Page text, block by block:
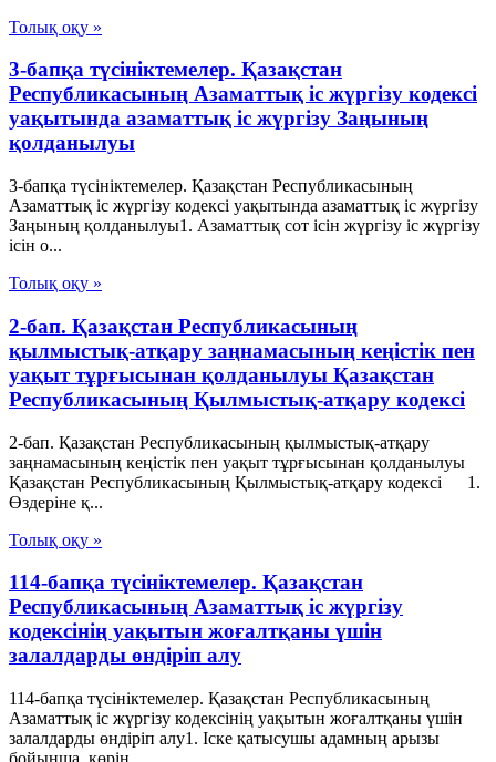
Толық оқу »
3-бапқа түсініктемелер. Қазақстан
Республикасының Азаматтық іс жүргізу кодексі
уақытында азаматтық іс жүргізу Заңының
қолданылуы
3-бапқа түсініктемелер. Қазақстан Республикасының
Азаматтық іс жүргізу кодексі уақытында азаматтық іс жүргізу
Заңының қолданылуы1. Азаматтық сот ісін жүргізу іс жүргізу
ісін о...
Толық оқу »
2-бап. Қазақстан Республикасының
қылмыстық-атқару заңнамасының кеңiстiк пен
уақыт тұрғысынан қолданылуы Қазақстан
Республикасының Қылмыстық-атқару кодексі
2-бап. Қазақстан Республикасының қылмыстық-атқару
заңнамасының кеңiстiк пен уақыт тұрғысынан қолданылуы
Қазақстан Республикасының Қылмыстық-атқару кодексі 1.
Өздеріне қ...
Толық оқу »
114-бапқа түсініктемелер. Қазақстан
Республикасының Азаматтық іс жүргізу
кодексінің уақытын жоғалтқаны үшін
залалдарды өндіріп алу
114-бапқа түсініктемелер. Қазақстан Республикасының
Азаматтық іс жүргізу кодексінің уақытын жоғалтқаны үшін
залалдарды өндіріп алу1. Іске қатысушы адамның арызы
бойынша, көрін...